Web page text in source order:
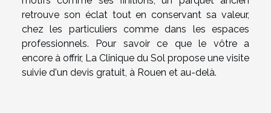
retrouve son éclat tout en conservant sa valeur,
chez les particuliers comme dans les espaces
professionnels. Pour savoir ce que le vôtre a
encore à offrir, La Clinique du Sol propose une visite
suivie d'un devis gratuit, à Rouen et au-delà.